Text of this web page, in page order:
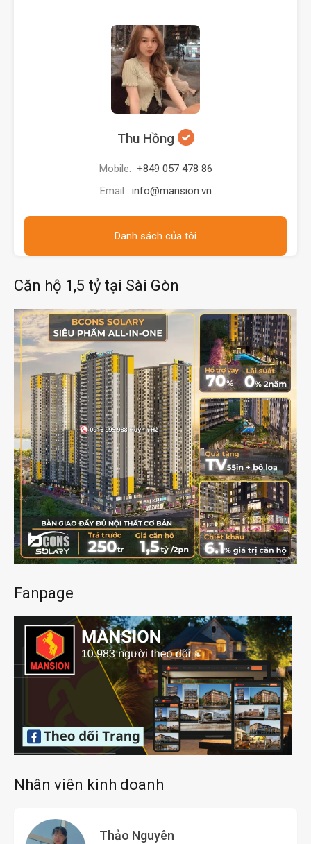
Thu Hồng
Mobile: +849 057 478 86
Email: info@mansion.vn
Danh sách của tôi
Căn hộ 1,5 tỷ tại Sài Gòn
Fanpage
Nhân viên kinh doanh
Thảo Nguyên